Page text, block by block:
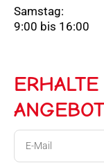
Samstag:
9:00 bis 16:00